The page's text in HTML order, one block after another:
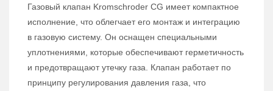
Газовый клапан Kromschroder CG имеет компактное
исполнение, что облегчает его монтаж и интеграцию
в газовую систему. Он оснащен специальными
уплотнениями, которые обеспечивают герметичность
и предотвращают утечку газа. Клапан работает по
принципу регулирования давления газа, что